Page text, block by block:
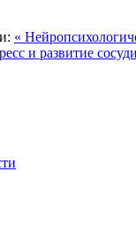
«
и развитие